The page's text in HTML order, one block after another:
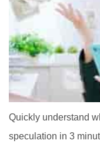
Quickly understand
speculation in 3